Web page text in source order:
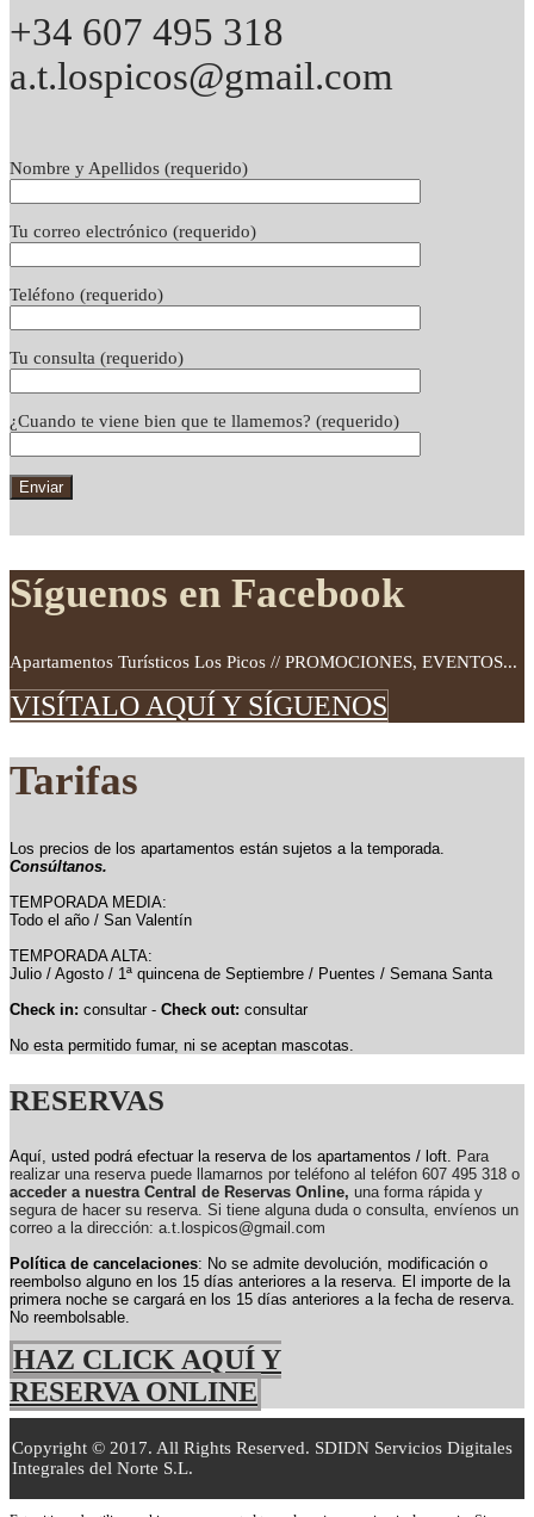
+34 607 495 318
a.t.lospicos@gmail.com
Nombre y Apellidos (requerido)
Tu correo electrónico (requerido)
Teléfono (requerido)
Tu consulta (requerido)
¿Cuando te viene bien que te llamemos? (requerido)
Síguenos en Facebook
Apartamentos Turísticos Los Picos // PROMOCIONES, EVENTOS...
VISÍTALO AQUÍ Y SÍGUENOS
Tarifas
Los precios de los apartamentos están sujetos a la temporada.
Consúltanos.
TEMPORADA MEDIA:
Todo el año / San Valentín
TEMPORADA ALTA:
Julio / Agosto / 1ª quincena de Septiembre / Puentes / Semana Santa
Check in: consultar - Check out: consultar
No esta permitido fumar, ni se aceptan mascotas.
RESERVAS
Aquí, usted podrá efectuar la reserva de los apartamentos / loft.
Para
realizar una reserva puede llamarnos por teléfono al teléfon 607 495 318 o
acceder a nuestra Central de Reservas Online, una forma rápida y
segura de hacer su reserva. Si tiene alguna duda o consulta, envíenos un
correo a la dirección: a.t.lospicos@gmail.com
Política de cancelaciones: No se admite devolución, modificación o
reembolso alguno en los 15 días anteriores a la reserva.
El importe de la
primera noche se cargará en los 15 días anteriores a la fecha de reserva.
No reembolsable.
HAZ CLICK AQUÍ Y
RESERVA ONLINE
Copyright © 2017. All Rights Reserved. SDIDN Servicios Digitales
Integrales del Norte S.L.